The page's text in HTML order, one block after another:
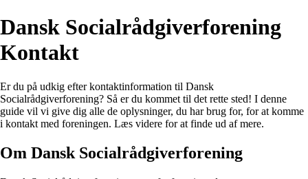
Dansk Socialrådgiverforening
Kontakt
Er du på udkig efter kontaktinformation til Dansk
Socialrådgiverforening? Så er du kommet til det rette sted! I denne
guide vil vi give dig alle de oplysninger, du har brug for, for at komme
i kontakt med foreningen. Læs videre for at finde ud af mere.
Om Dansk Socialrådgiverforening